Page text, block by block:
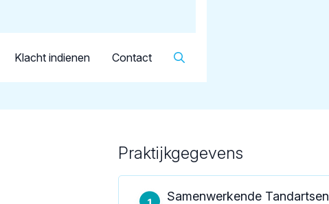
Klacht indienen Contact
't Hof, J.E.
Praktijkgegevens
Samenwerkende Tandartsen